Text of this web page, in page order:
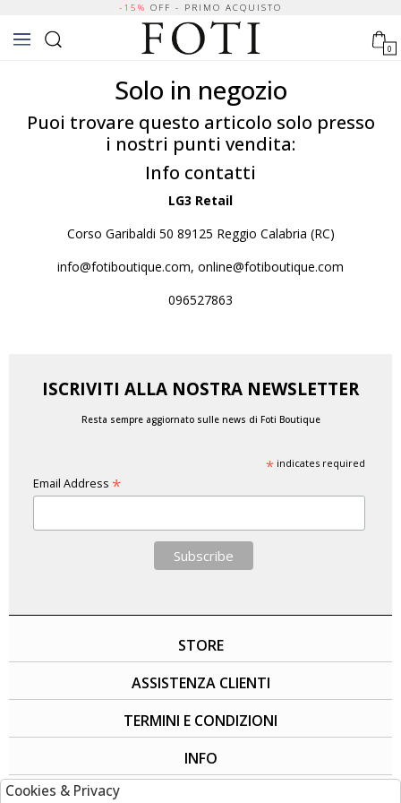
-15% OFF - PRIMO ACQUISTO
0
Solo in negozio
Puoi trovare questo articolo solo presso
i nostri punti vendita:
Info contatti
LG3 Retail
Corso Garibaldi 50 89125 Reggio Calabria (RC)
info@fotiboutique.com, online@fotiboutique.com
096527863
ISCRIVITI ALLA NOSTRA NEWSLETTER
Resta sempre aggiornato sulle news di Foti Boutique
*indicates required
Email Address *
STORE
ASSISTENZA CLIENTI
TERMINI E CONDIZIONI
INFO
Cookies & Privacy